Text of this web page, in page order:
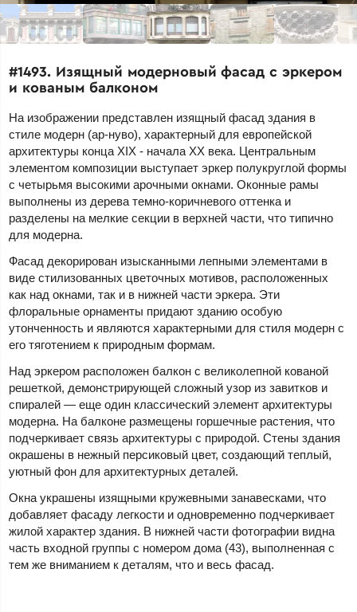
#1493. Изящный модерновый фасад с эркером
и кованым балконом
На изображении представлен изящный фасад здания в
стиле модерн (ар-нуво), характерный для европейской
архитектуры конца XIX - начала XX века. Центральным
элементом композиции выступает эркер полукруглой формы
с четырьмя высокими арочными окнами. Оконные рамы
выполнены из дерева темно-коричневого оттенка и
разделены на мелкие секции в верхней части, что типично
для модерна.
Фасад декорирован изысканными лепными элементами в
виде стилизованных цветочных мотивов, расположенных
как над окнами, так и в нижней части эркера. Эти
флоральные орнаменты придают зданию особую
утонченность и являются характерными для стиля модерн с
его тяготением к природным формам.
Над эркером расположен балкон с великолепной кованой
решеткой, демонстрирующей сложный узор из завитков и
спиралей — еще один классический элемент архитектуры
модерна. На балконе размещены горшечные растения, что
подчеркивает связь архитектуры с природой. Стены здания
окрашены в нежный персиковый цвет, создающий теплый,
уютный фон для архитектурных деталей.
Окна украшены изящными кружевными занавесками, что
добавляет фасаду легкости и одновременно подчеркивает
жилой характер здания. В нижней части фотографии видна
часть входной группы с номером дома (43), выполненная с
тем же вниманием к деталям, что и весь фасад.